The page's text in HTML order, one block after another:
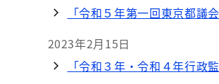
「令和５年第一回東京都
2023年2月15日
「令和３年・令和４年行政